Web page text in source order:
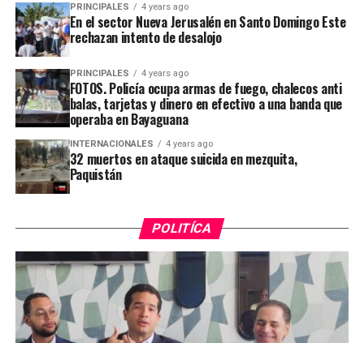
PRINCIPALES 4 years ago
En el sector Nueva Jerusalén en Santo Domingo Este
rechazan intento de desalojo
PRINCIPALES 4 years ago
FOTOS. Policía ocupa armas de fuego, chalecos anti
balas, tarjetas y dinero en efectivo a una banda que
operaba en Bayaguana
INTERNACIONALES 4 years ago
32 muertos en ataque suicida en mezquita,
Paquistán
POLITÍCA